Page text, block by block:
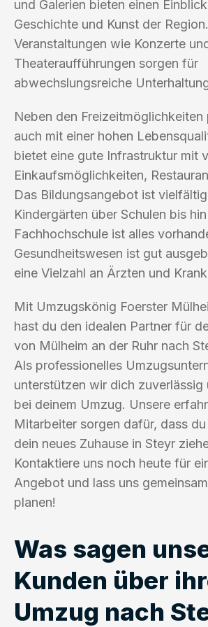
und Galerien bieten einen
Geschichte und Kunst der
Veranstaltungen wie Konzerte
Theateraufführungen sorgen für
abwechslungsreiche
Neben den
auch mit einer hohen
bietet eine gute Infrastruktur mit
Einkaufsmöglichkeiten,
Das Bildungsangebot ist
Kindergärten über Schulen bis
Fachhochschule ist alles
Gesundheitswesen ist gut
eine Vielzahl an Ärzten und
Mit Umzugskönig Foerster
hast du den idealen Partner für
von Mülheim an der Ruhr nach
Als professionelles
unterstützen wir dich
bei deinem Umzug. Unsere
Mitarbeiter sorgen dafür, dass
dein neues Zuhause in Steyr
Kontaktiere uns noch heute für
Angebot und lass uns
planen!
Was sagen
Kunden über
Umzug nach